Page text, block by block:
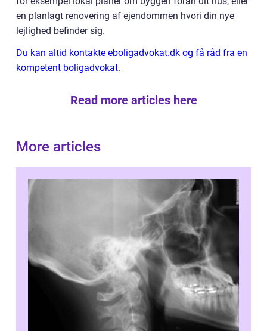
en planlagt renovering af ejendommen hvori din nye
lejlighed befinder sig.
Du kan altid kontakte eboligadvokat.dk og få råd fra en
kompetent boligadvokat.
Read more articles here
More articles